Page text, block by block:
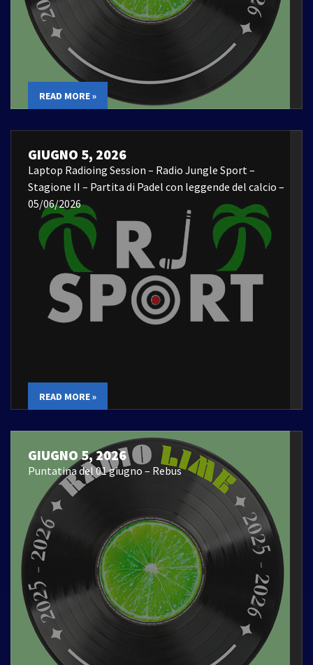
READ MORE »
GIUGNO 5, 2026
Laptop Radioing Session – Radio Jungle Sport –
Stagione II – Partita di Padel con leggende del calcio –
05/06/2026
READ MORE »
GIUGNO 5, 2026
Puntatina del 01 giugno – Rebus